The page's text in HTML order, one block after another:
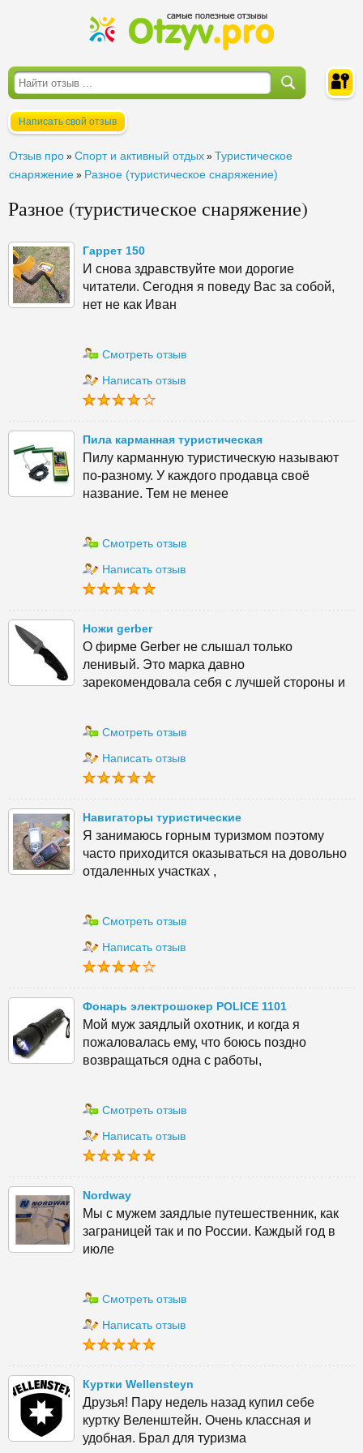
Написать свой отзыв
Отзыв про » Спорт и активный отдых » Туристическое
снаряжение » Разное (туристическое снаряжение)
Разное (туристическое снаряжение)
Гаррет 150
И снова здравствуйте мои дорогие
читатели. Сегодня я поведу Вас за собой,
нет не как Иван
Смотреть отзыв
Написать отзыв
Пила карманная туристическая
Пилу карманную туристическую называют
по-разному. У каждого продавца своё
название. Тем не менее
Смотреть отзыв
Написать отзыв
Ножи gerber
О фирме Gerber не слышал только
ленивый. Это марка давно
зарекомендовала себя с лучшей стороны и
Смотреть отзыв
Написать отзыв
Навигаторы туристические
Я занимаюсь горным туризмом поэтому
часто приходится оказываться на довольно
отдаленных участках ,
Смотреть отзыв
Написать отзыв
Фонарь электрошокер POLICE 1101
Мой муж заядлый охотник, и когда я
пожаловалась ему, что боюсь поздно
возвращаться одна с работы,
Смотреть отзыв
Написать отзыв
Nordway
Мы с мужем заядлые путешественник, как
заграницей так и по России. Каждый год в
июле
Смотреть отзыв
Написать отзыв
Куртки Wellensteyn
Друзья! Пару недель назад купил себе
куртку Веленштейн. Очень классная и
удобная. Брал для туризма